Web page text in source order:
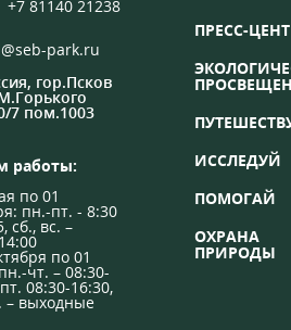
+7 81140 21238
park.ru
гор.Псков
7 пом.1003
работы:
по 01
пн.-пт. - 8:30
сб., вс. –
по 01
чт. – 08:30-
08:30-16:30,
– выходные
ПРЕСС-
ИССЛЕДУЙ
ПОМОГАЙ
ОХРАНА
ПРИРОДЫ